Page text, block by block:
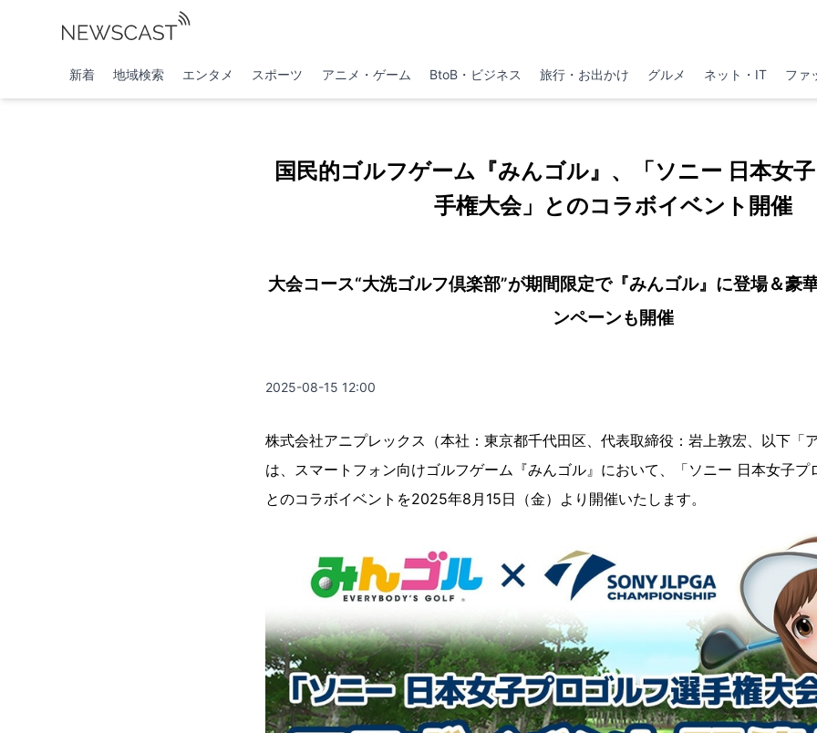
新着 地域検索 エンタメ スポーツ アニメ・ゲーム BtoB・ビジネス 旅行・お出かけ グルメ ネット・IT ファ
国民的ゴルフゲーム『みんゴル』、「ソニー 日本女
手権大会」とのコラボイベント開催
大会コース“大洗ゴルフ倶楽部”が期間限定で『みんゴル』に登場＆豪
ンペーンも開催
2025-08-15 12:00
株式会社アニプレックス（本社：東京都千代田区、代表取締役：岩上敦宏、以下「
は、スマートフォン向けゴルフゲーム『みんゴル』において、「ソニー 日本女子プ
とのコラボイベントを2025年8月15日（金）より開催いたします。